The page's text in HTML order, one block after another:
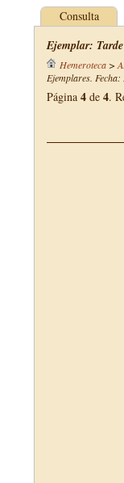
Consulta
Ejemplar:
Hemeroteca>
Ejemplares.
Página 4 de 4.